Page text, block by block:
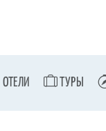
ОТЕЛИ ТУРЫ